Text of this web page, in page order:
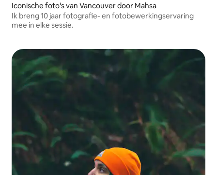
Iconische foto's van Vancouver door Mahsa
Ik breng 10 jaar fotografie- en fotobewerkingservaring
mee in elke sessie.